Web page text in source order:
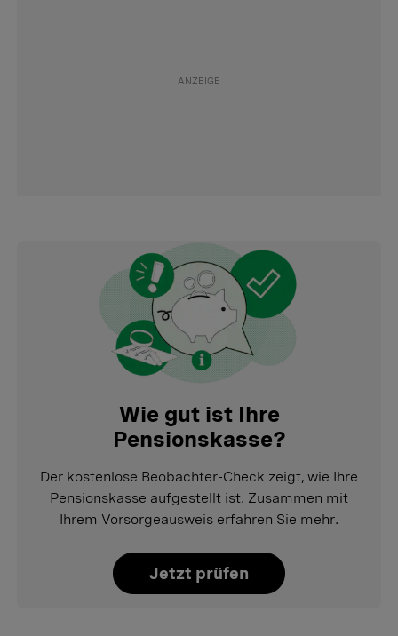
Wie gut ist Ihre
Pensionskasse?
Der kostenlose Beobachter-Check zeigt, wie Ihre
Pensionskasse aufgestellt ist. Zusammen mit
Ihrem Vorsorgeausweis erfahren Sie mehr.
Jetzt prüfen